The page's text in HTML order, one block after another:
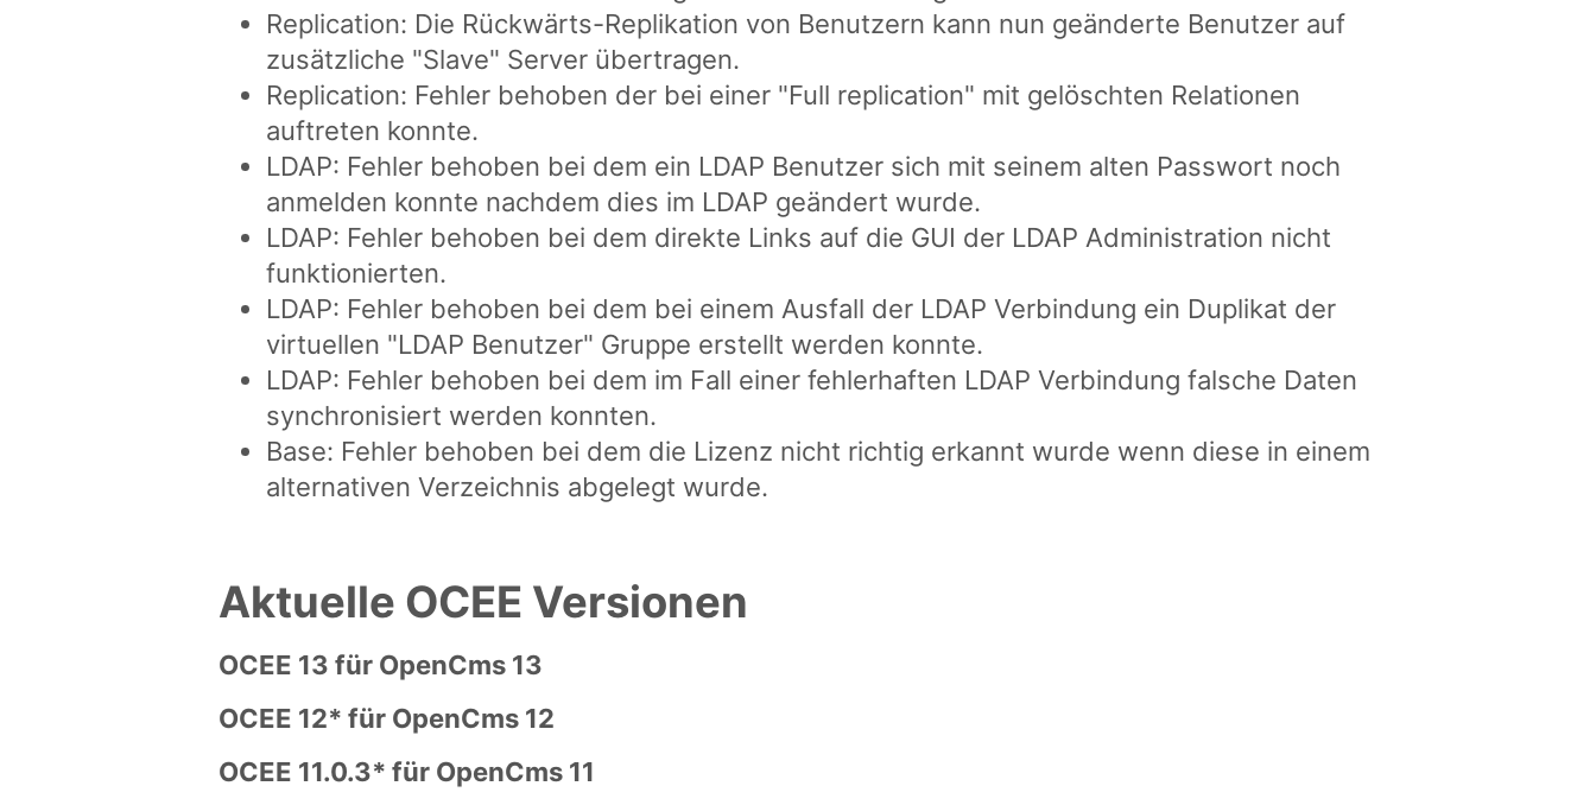
Replication: Die Rückwärts-Replikation von Benutzern kann nun geänderte Benutzer auf
zusätzliche "Slave" Server übertragen.
Replication: Fehler behoben der bei einer "Full replication" mit gelöschten Relationen
auftreten konnte.
LDAP: Fehler behoben bei dem ein LDAP Benutzer sich mit seinem alten Passwort noch
anmelden konnte nachdem dies im LDAP geändert wurde.
LDAP: Fehler behoben bei dem direkte Links auf die GUI der LDAP Administration nicht
funktionierten.
LDAP: Fehler behoben bei dem bei einem Ausfall der LDAP Verbindung ein Duplikat der
virtuellen "LDAP Benutzer" Gruppe erstellt werden konnte.
LDAP: Fehler behoben bei dem im Fall einer fehlerhaften LDAP Verbindung falsche Daten
synchronisiert werden konnten.
Base: Fehler behoben bei dem die Lizenz nicht richtig erkannt wurde wenn diese in einem
alternativen Verzeichnis abgelegt wurde.
Aktuelle OCEE Versionen
OCEE 13 für OpenCms 13
OCEE 12* für OpenCms 12
OCEE 11.0.3* für OpenCms 11